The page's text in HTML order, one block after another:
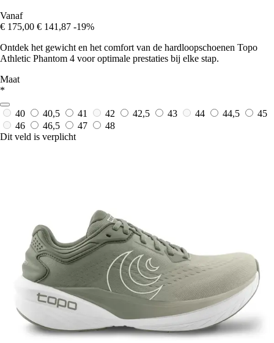
Vanaf
€ 175,00 € 141,87 -19%
Ontdek het gewicht en het comfort van de hardloopschoenen Topo
Athletic Phantom 4 voor optimale prestaties bij elke stap.
Maat
*
40 40,5 41 42 42,5 43 44 44,5
45
46
46,5 47
48
Dit veld is verplicht